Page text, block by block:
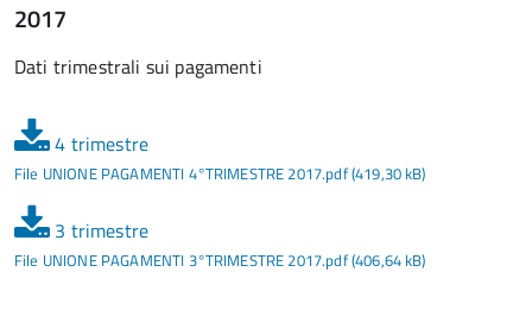
2017
Dati trimestrali sui pagamenti
4 trimestre
File UNIONE PAGAMENTI 4°TRIMESTRE 2017.pdf (419,30 kB)
3 trimestre
File UNIONE PAGAMENTI 3°TRIMESTRE 2017.pdf (406,64 kB)